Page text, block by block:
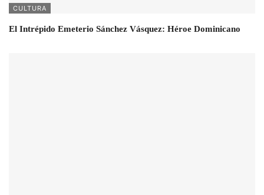
CULTURA
El Intrépido Emeterio Sánchez Vásquez: Héroe Dominicano